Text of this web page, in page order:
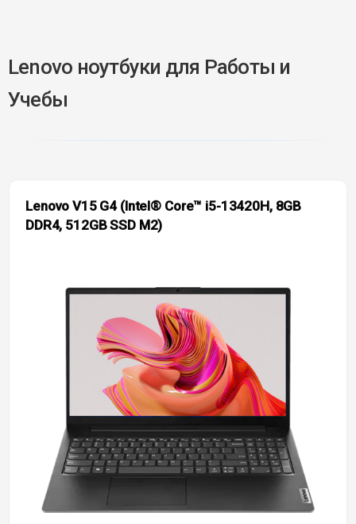
Lenovo ноутбуки для Работы и
Учебы
Lenovo V15 G4 (Intel® Core™ i5-13420H, 8GB
DDR4, 512GB SSD M2)